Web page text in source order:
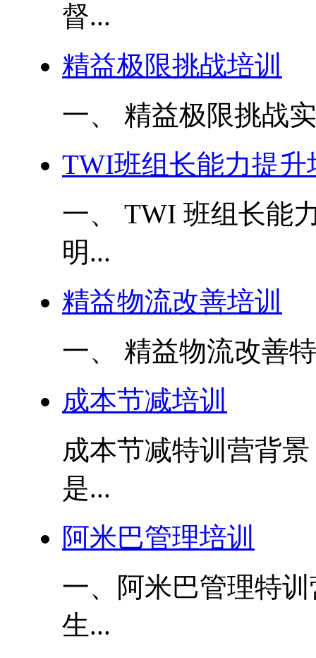
督...
精益极限挑战培训
一、 精益极限挑战
TWI班组长能力提升
一、 TWI 班组长能
明...
精益物流改善培训
一、 精益物流改善
成本节减培训
成本节减特训营背
是...
阿米巴管理培训
一、阿米巴管理特
生...